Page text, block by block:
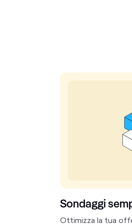
Sondaggi
Ottimizza la tua